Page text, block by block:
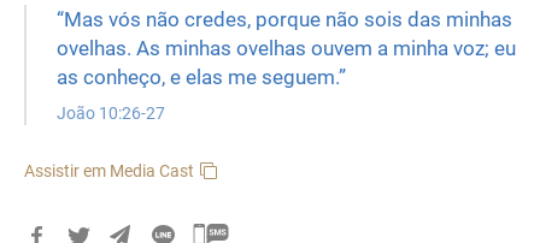
“Mas vós não credes, porque não sois das minhas
ovelhas. As minhas ovelhas ouvem a minha voz; eu
as conheço, e elas me seguem.”
João 10:26-27
Assistir em Media Cast